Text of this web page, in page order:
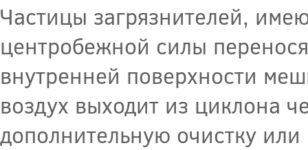
Частицы загрязнителей,
центробежной силы
внутренней поверхности
воздух выходит из циклона
дополнительную очистку